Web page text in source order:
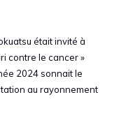
était invité à
contre le cancer »
2024 sonnait le
au rayonnement